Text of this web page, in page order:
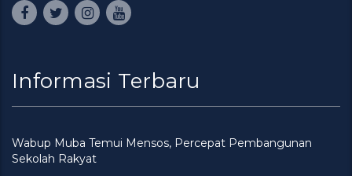
Informasi Terbaru
Wabup Muba Temui Mensos, Percepat Pembangunan
Sekolah Rakyat